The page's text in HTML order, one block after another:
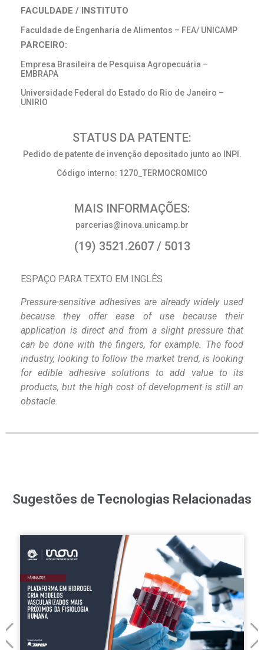
FACULDADE / INSTITUTO
Faculdade de Engenharia de Alimentos – FEA/ UNICAMP
PARCEIRO:
Empresa Brasileira de Pesquisa Agropecuária –
EMBRAPA
Universidade Federal do Estado do Rio de Janeiro –
UNIRIO
STATUS DA PATENTE:
Pedido de patente de invenção depositado junto ao INPI.
Código interno: 1270_TERMOCROMICO
MAIS INFORMAÇÕES:
parcerias@inova.unicamp.br
(19) 3521.2607 / 5013
ESPAÇO PARA TEXTO EM INGLÊS
Pressure-sensitive adhesives are already widely used
because they offer ease of use because their
application is direct and from a slight pressure that
can be done with the fingers, for example. The food
industry, looking to follow the market trend, is looking
for edible adhesive solutions to add value to its
products, but the high cost of development is still an
obstacle.
Sugestões de Tecnologias Relacionadas